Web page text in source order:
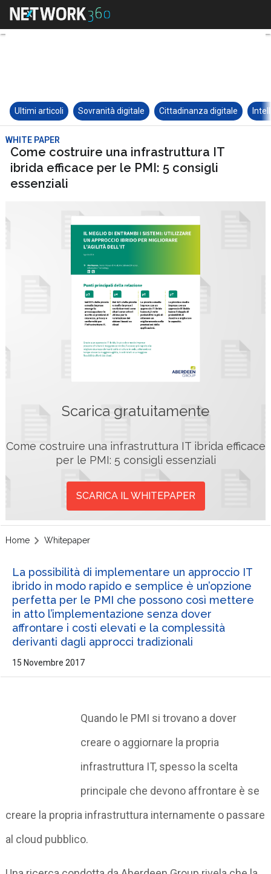
Ultimi articoli Sovranità digitale Cittadinanza digitale
WHITE PAPER
Come costruire una infrastruttura IT
ibrida efficace per le PMI: 5 consigli
essenziali
Scarica gratuitamente
Come costruire una infrastruttura IT ibrida efficace
per le PMI: 5 consigli essenziali
SCARICA IL WHITEPAPER
Home Whitepaper
La possibilità di implementare un approccio IT
ibrido in modo rapido e semplice è un’opzione
perfetta per le PMI che possono così mettere
in atto l’implementazione senza dover
affrontare i costi elevati e la complessità
derivanti dagli approcci tradizionali
15 Novembre 2017
Quando le PMI si trovano a dover
creare o aggiornare la propria
infrastruttura IT, spesso la scelta
principale che devono affrontare è se
creare la propria infrastruttura internamente o passare
al cloud pubblico.